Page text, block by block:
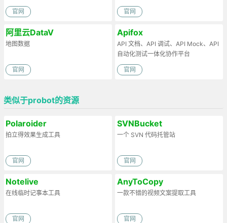
官网 官网
阿里云DataV
地图数据
官网
Apifox
API 文档、API 调试、API Mock、API
自动化测试一体化协作平台
官网
类似于probot的资源
Polaroider
拍立得效果生成工具
官网
SVNBucket
一个 SVN 代码托管站
官网
Notelive
在线临时记事本工具
官网
AnyToCopy
一款不错的视频文案提取工具
官网